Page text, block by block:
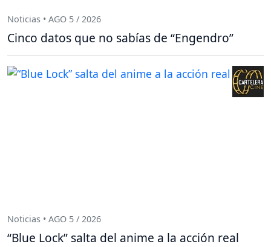
Noticias • AGO 5 / 2026
Cinco datos que no sabías de “Engendro”
Noticias • AGO 5 / 2026
“Blue Lock” salta del anime a la acción real